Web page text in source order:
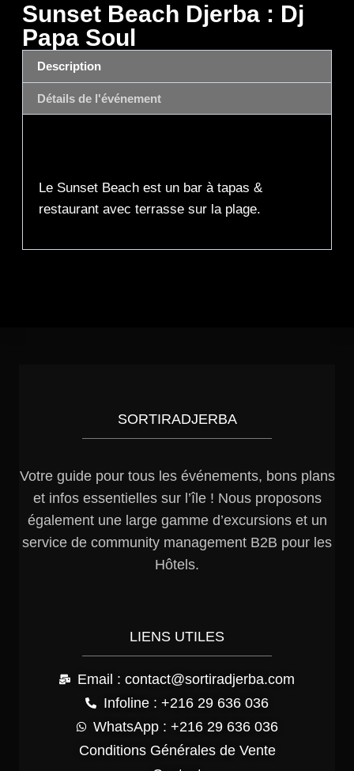
Sunset Beach Djerba : Dj
Papa Soul
Description
Détails de l'événement
Le Sunset Beach est un bar à tapas &
restaurant avec terrasse sur la plage.
SORTIRADJERBA
Votre guide pour tous les événements, bons plans
et infos essentielles sur l’île ! Nous proposons
également une large gamme d’excursions et un
service de community management B2B pour les
Hôtels.
LIENS UTILES
Email : contact@sortiradjerba.com
Infoline : +216 29 636 036
WhatsApp : +216 29 636 036
Conditions Générales de Vente